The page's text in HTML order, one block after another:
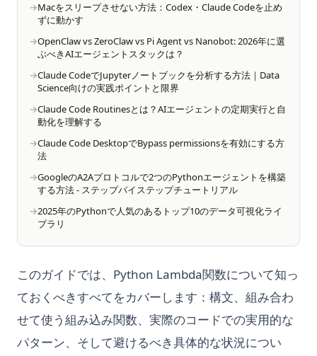
Macをスリープさせない方法：Codex・Claude Codeを止め
ずに動かす
OpenClaw vs ZeroClaw vs Pi Agent vs Nanobot: 2026年に選
ぶべきAIエージェントスタックは？
Claude CodeでJupyterノートブックを分析する方法｜Data
Science向けの実践ポイントと限界
Claude Code Routinesとは？AIエージェントの定期実行と自
動化を理解する
Claude Code DesktopでBypass permissionsを有効にする方
法
GoogleのA2Aプロトコルで2つのPythonエージェントを構築
する方法 - ステップバイステップチュートリアル
2025年のPythonで人気のあるトップ10のデータ可視化ライ
ブラリ
このガイドでは、Python Lambda関数について知っ
ておくべきすべてをカバーします：構文、組み合わ
せて使う組み込み関数、実際のコードでの実用的な
パターン、そして避けるべき具体的な状況につい